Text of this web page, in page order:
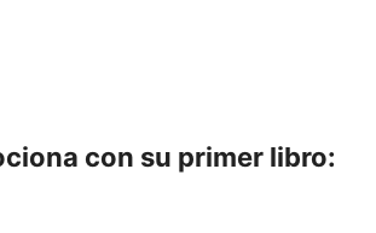
con su primer libro: